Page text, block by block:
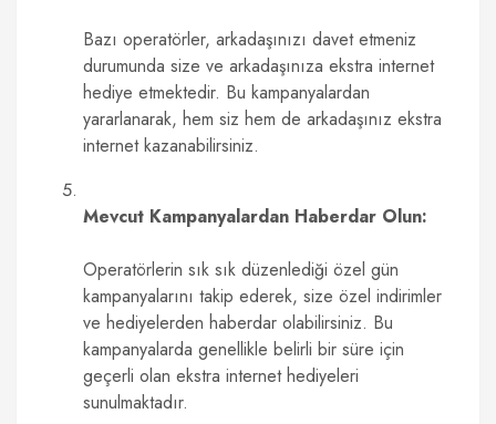
Bazı operatörler, arkadaşınızı davet etmeniz
durumunda size ve arkadaşınıza ekstra internet
hediye etmektedir. Bu kampanyalardan
yararlanarak, hem siz hem de arkadaşınız ekstra
internet kazanabilirsiniz.
Mevcut Kampanyalardan Haberdar Olun:
Operatörlerin sık sık düzenlediği özel gün
kampanyalarını takip ederek, size özel indirimler
ve hediyelerden haberdar olabilirsiniz. Bu
kampanyalarda genellikle belirli bir süre için
geçerli olan ekstra internet hediyeleri
sunulmaktadır.